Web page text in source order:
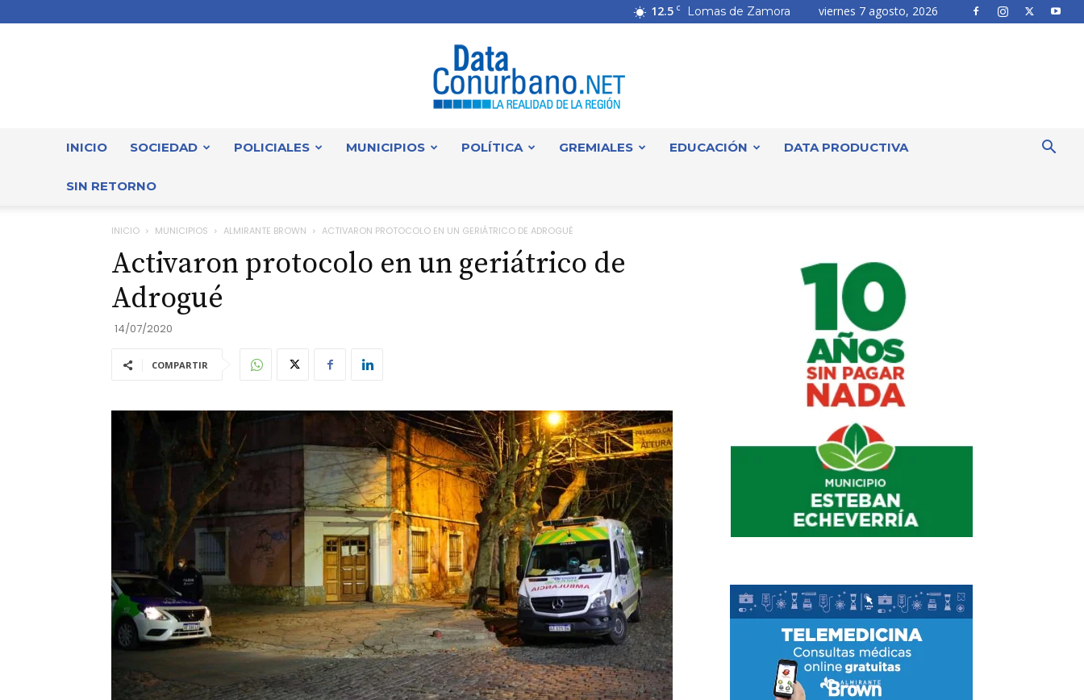
12.5 C Lomas de Zamora viernes 7 agosto, 2026
INICIO SOCIEDAD POLICIALES MUNICIPIOS POLÍTICA GREMIALES EDUCACIÓN DATA PRODUCTIVA
SIN RETORNO
INICIO MUNICIPIOS ALMIRANTE BROWN ACTIVARON PROTOCOLO EN UN GERIÁTRICO DE ADROGUÉ
Activaron protocolo en un geriátrico de
Adrogué
14/07/2020
COMPARTIR